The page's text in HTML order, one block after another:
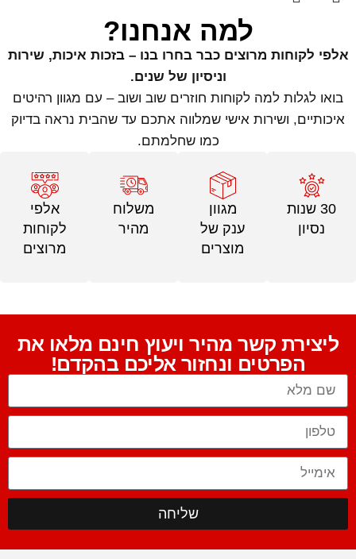
למה אנחנו?
אלפי לקוחות מרוצים כבר בחרו בנו – בזכות איכות, שירות
וניסיון של שנים.
בואו לגלות למה לקוחות חוזרים שוב ושוב – עם מגוון רהיטים
איכותיים, ושירות אישי שמלווה אתכם עד שהבית נראה בדיוק
כמו שחלמתם.
30 שנות
נסיון
מגוון
ענק של
מוצרים
משלוח
מהיר
אלפי
לקוחות
מרוצים
ליצירת קשר מהיר ויעוץ חינם מלאו את
הפרטים ונחזור אליכם בהקדם!
שליחה